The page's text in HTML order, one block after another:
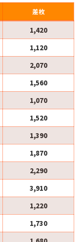
差枚
1,420
1,120
2,070
1,560
1,070
1,520
1,390
1,870
2,290
3,910
1,220
1,730